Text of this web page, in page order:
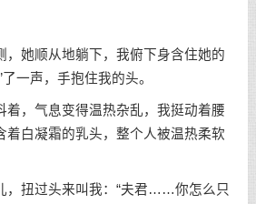
她顺从地躺下，我俯下身含住她的
一声，手抱住我的头。
，气息变得温热杂乱，我挺动着腰
着白凝霜的乳头，整个人被温热柔软
扭过头来叫我：“夫君……你怎么只